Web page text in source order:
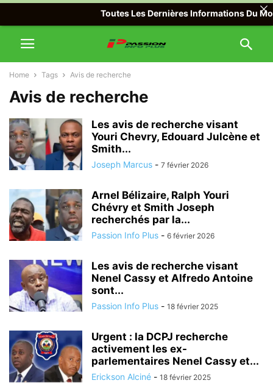
Home Tags Avis de recherche
Avis de recherche
Les avis de recherche visant
Youri Chevry, Edouard Julcène et
Smith...
Joseph Marcus - 7 février 2026
Arnel Bélizaire, Ralph Youri
Chévry et Smith Joseph
recherchés par la...
Passion Info Plus - 6 février 2026
Les avis de recherche visant
Nenel Cassy et Alfredo Antoine
sont...
Passion Info Plus - 18 février 2025
Urgent : la DCPJ recherche
activement les ex-
parlementaires Nenel Cassy et...
Erickson Alciné - 18 février 2025
Toutes Les Dernières Informations Du